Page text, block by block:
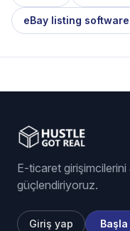
eBay listing software
E-ticaret girişimcilerini
güçlendiriyoruz.
Giriş yap Başla